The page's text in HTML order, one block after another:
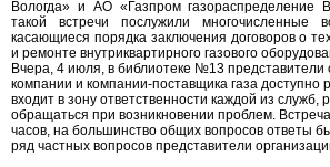
Вологда» и АО «Газпром газораспределение
такой встречи послужили многочисленные
касающиеся порядка заключения договоров о
и ремонте внутриквартирного газового
Вчера, 4 июля, в библиотеке №13
компании и компании-поставщика газа доступно
входит в зону ответственности каждой из служб,
обращаться при возникновении проблем.
часов, на большинство общих вопросов ответы
ряд частных вопросов представители